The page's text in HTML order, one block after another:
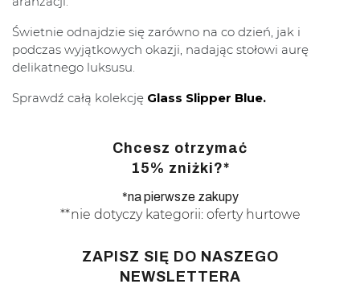
Świetnie odnajdzie się zarówno na co dzień, jak i
podczas wyjątkowych okazji, nadając stołowi aurę
delikatnego luksusu.
Sprawdź całą kolekcję Glass Slipper Blue.
Chcesz otrzymać
15% zniżki?*
*na pierwsze zakupy
**nie dotyczy kategorii: oferty hurtowe
ZAPISZ SIĘ DO NASZEGO
NEWSLETTERA